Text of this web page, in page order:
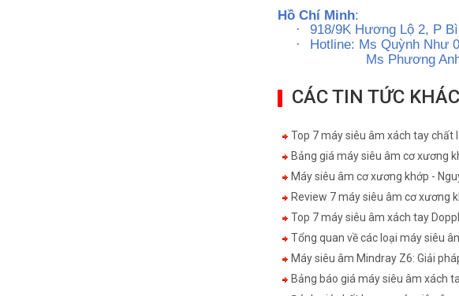
Hồ Chí Minh:
· 918/9K Hương Lộ 2, P
·
Hotline: Ms Quỳnh Như
Ms Phương Anh
CÁC TIN TỨC KHÁC
Top 7 máy siêu âm xách tay chất
Bảng giá máy siêu âm cơ xương
Máy siêu âm cơ xương khớp -
Review 7 máy siêu âm cơ xương
Top 7 máy siêu âm xách tay
Tổng quan về các loại máy siêu
Máy siêu âm Mindray Z6: Giải
Bảng báo giá máy siêu âm xách